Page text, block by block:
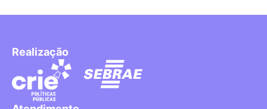
Realização